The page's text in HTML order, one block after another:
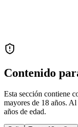
Contenido
Esta sección contiene
mayores de 18 años.
años de edad.